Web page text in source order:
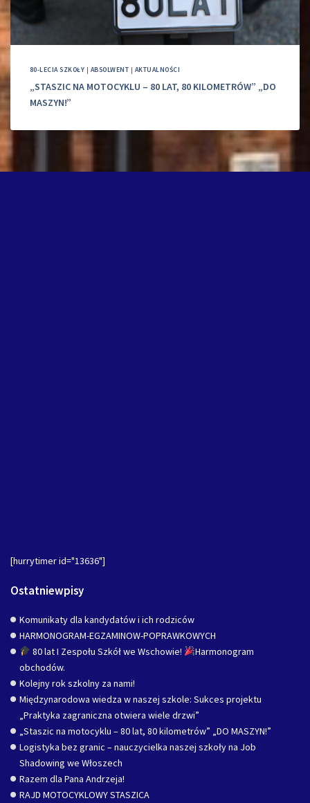
80-LECIA SZKOŁY | ABSOLWENT | AKTUALNOŚCI
„STASZIC NA MOTOCYKLU – 80 LAT, 80 KILOMETRÓW” „DO
MASZYN!”
[hurrytimer id="13636"]
Ostatniewpisy
Komunikaty dla kandydatów i ich rodziców
HARMONOGRAM-EGZAMINOW-POPRAWKOWYCH
80 lat I Zespołu Szkół we Wschowie!
Harmonogram
obchodów.
Kolejny rok szkolny za nami!
Międzynarodowa wiedza w naszej szkole: Sukces projektu
„Praktyka zagraniczna otwiera wiele drzwi”
„Staszic na motocyklu – 80 lat, 80 kilometrów” „DO MASZYN!”
Logistyka bez granic – nauczycielka naszej szkoły na Job
Shadowing we Włoszech
Razem dla Pana Andrzeja!
RAJD MOTOCYKLOWY STASZICA